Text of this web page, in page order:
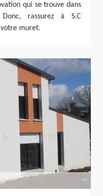
qui se trouve dans
rassurez à S.C
muret.